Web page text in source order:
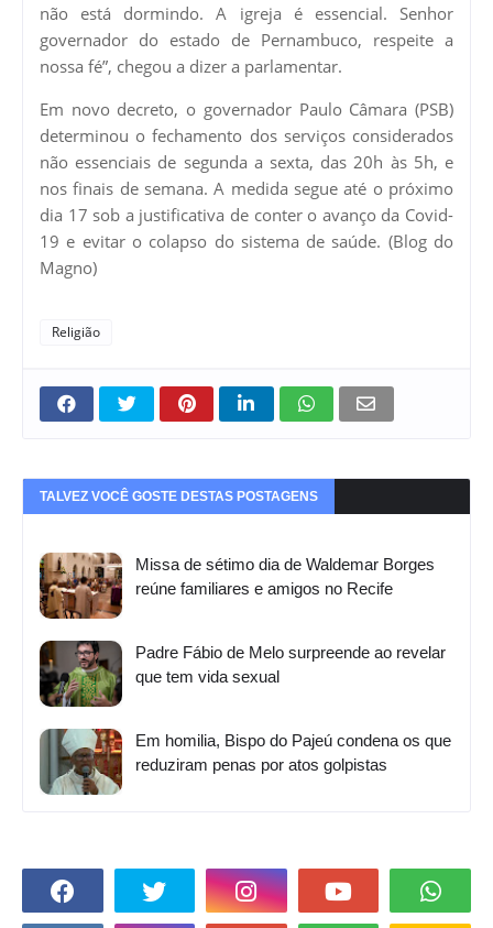
não está dormindo. A igreja é essencial. Senhor
governador do estado de Pernambuco, respeite a
nossa fé”, chegou a dizer a parlamentar.
Em novo decreto, o governador Paulo Câmara (PSB)
determinou o fechamento dos serviços considerados
não essenciais de segunda a sexta, das 20h às 5h, e
nos finais de semana. A medida segue até o próximo
dia 17 sob a justificativa de conter o avanço da Covid-
19 e evitar o colapso do sistema de saúde. (Blog do
Magno)
Religião
TALVEZ VOCÊ GOSTE DESTAS POSTAGENS
Missa de sétimo dia de Waldemar Borges
reúne familiares e amigos no Recife
Padre Fábio de Melo surpreende ao revelar
que tem vida sexual
Em homilia, Bispo do Pajeú condena os que
reduziram penas por atos golpistas